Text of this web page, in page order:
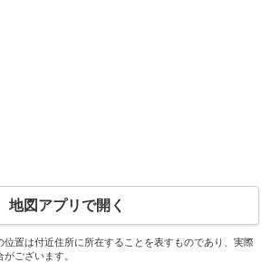
地図アプリで開く
置は付近住所に所在することを表すものであり、実際
ございます。